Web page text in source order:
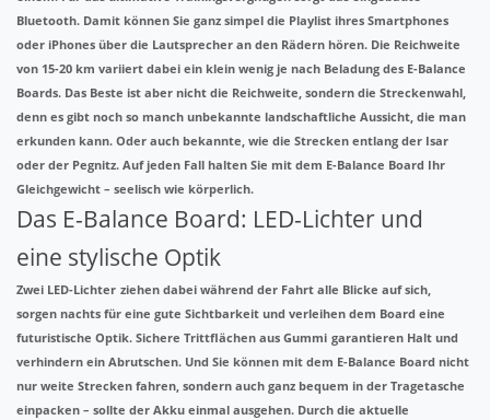
Bluetooth. Damit können Sie ganz simpel die Playlist ihres Smartphones
oder iPhones über die Lautsprecher an den Rädern hören. Die Reichweite
von 15-20 km variiert dabei ein klein wenig je nach Beladung des E-Balance
Boards. Das Beste ist aber nicht die Reichweite, sondern die Streckenwahl,
denn es gibt noch so manch unbekannte landschaftliche Aussicht, die man
erkunden kann. Oder auch bekannte, wie die Strecken entlang der Isar
oder der Pegnitz. Auf jeden Fall halten Sie mit dem E-Balance Board Ihr
Gleichgewicht – seelisch wie körperlich.
Das E-Balance Board: LED-Lichter und
eine stylische Optik
Zwei LED-Lichter ziehen dabei während der Fahrt alle Blicke auf sich,
sorgen nachts für eine gute Sichtbarkeit und verleihen dem Board eine
futuristische Optik. Sichere Trittflächen aus Gummi garantieren Halt und
verhindern ein Abrutschen. Und Sie können mit dem E-Balance Board nicht
nur weite Strecken fahren, sondern auch ganz bequem in der Tragetasche
einpacken – sollte der Akku einmal ausgehen. Durch die aktuelle